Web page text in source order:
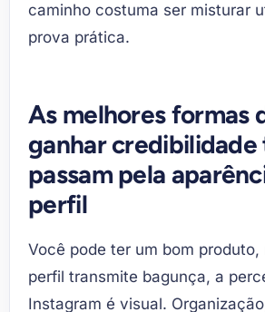
caminho costuma ser misturar
prova prática.
As melhores formas
ganhar credibilidade
passam pela
perfil
Você pode ter um bom produto,
perfil transmite bagunça, a
Instagram é visual.